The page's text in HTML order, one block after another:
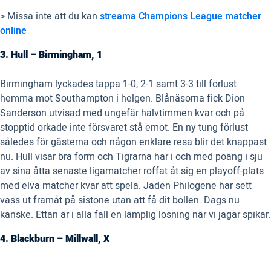
> Missa inte att du kan streama Champions League matcher
online
3. Hull – Birmingham, 1
Birmingham lyckades tappa 1-0, 2-1 samt 3-3 till förlust
hemma mot Southampton i helgen. Blånäsorna fick Dion
Sanderson utvisad med ungefär halvtimmen kvar och på
stopptid orkade inte försvaret stå emot. En ny tung förlust
således för gästerna och någon enklare resa blir det knappast
nu. Hull visar bra form och Tigrarna har i och med poäng i sju
av sina åtta senaste ligamatcher roffat åt sig en playoff-plats
med elva matcher kvar att spela. Jaden Philogene har sett
vass ut framåt på sistone utan att få dit bollen. Dags nu
kanske. Ettan är i alla fall en lämplig lösning när vi jagar spikar.
4. Blackburn – Millwall, X